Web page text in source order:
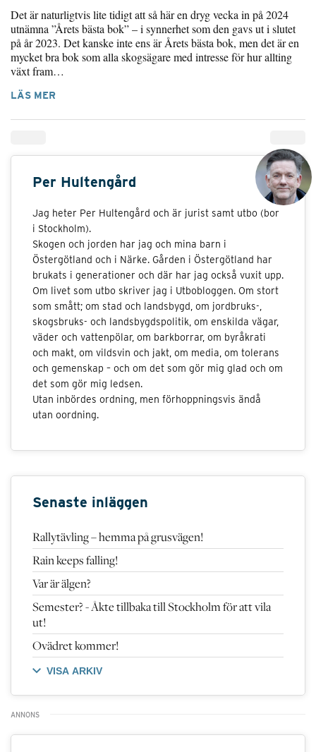
Det är naturligtvis lite tidigt att så här en dryg vecka in på 2024
utnämna ”Årets bästa bok” – i synnerhet som den gavs ut i slutet
på år 2023. Det kanske inte ens är Årets bästa bok, men det är en
mycket bra bok som alla skogsägare med intresse för hur allting
växt fram…
LÄS MER
Per Hultengård
Jag heter Per Hultengård och är jurist samt utbo (bor
i Stockholm).
Skogen och jorden har jag och mina barn i
Östergötland och i Närke. Gården i Östergötland har
brukats i generationer och där har jag också vuxit upp.
Om livet som utbo skriver jag i Utbobloggen. Om stort
som smått; om stad och landsbygd, om jordbruks-,
skogsbruks- och landsbygdspolitik, om enskilda vägar,
väder och vattenpölar, om barkborrar, om byråkrati
och makt, om vildsvin och jakt, om media, om tolerans
och gemenskap – och om det som gör mig glad och om
det som gör mig ledsen.
Utan inbördes ordning, men förhoppningsvis ändå
utan oordning.
Senaste inläggen
Rallytävling – hemma på grusvägen!
Rain keeps falling!
Var är älgen?
Semester? - Åkte tillbaka till Stockholm för att vila
ut!
Ovädret kommer!
VISA ARKIV